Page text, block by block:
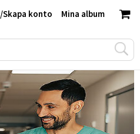
Mina album
/Skapa konto